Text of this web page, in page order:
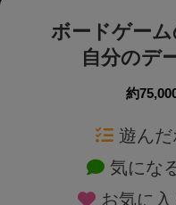
ボードゲーム
自分のデ
約
遊ん
気にな
お気に
ボードゲームを検索する